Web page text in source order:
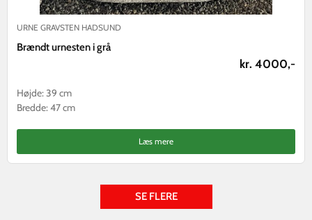
URNE GRAVSTEN HADSUND
Brændt urnesten i grå
kr. 4000,-
Højde: 39 cm
Bredde: 47 cm
Læs mere
SE FLERE